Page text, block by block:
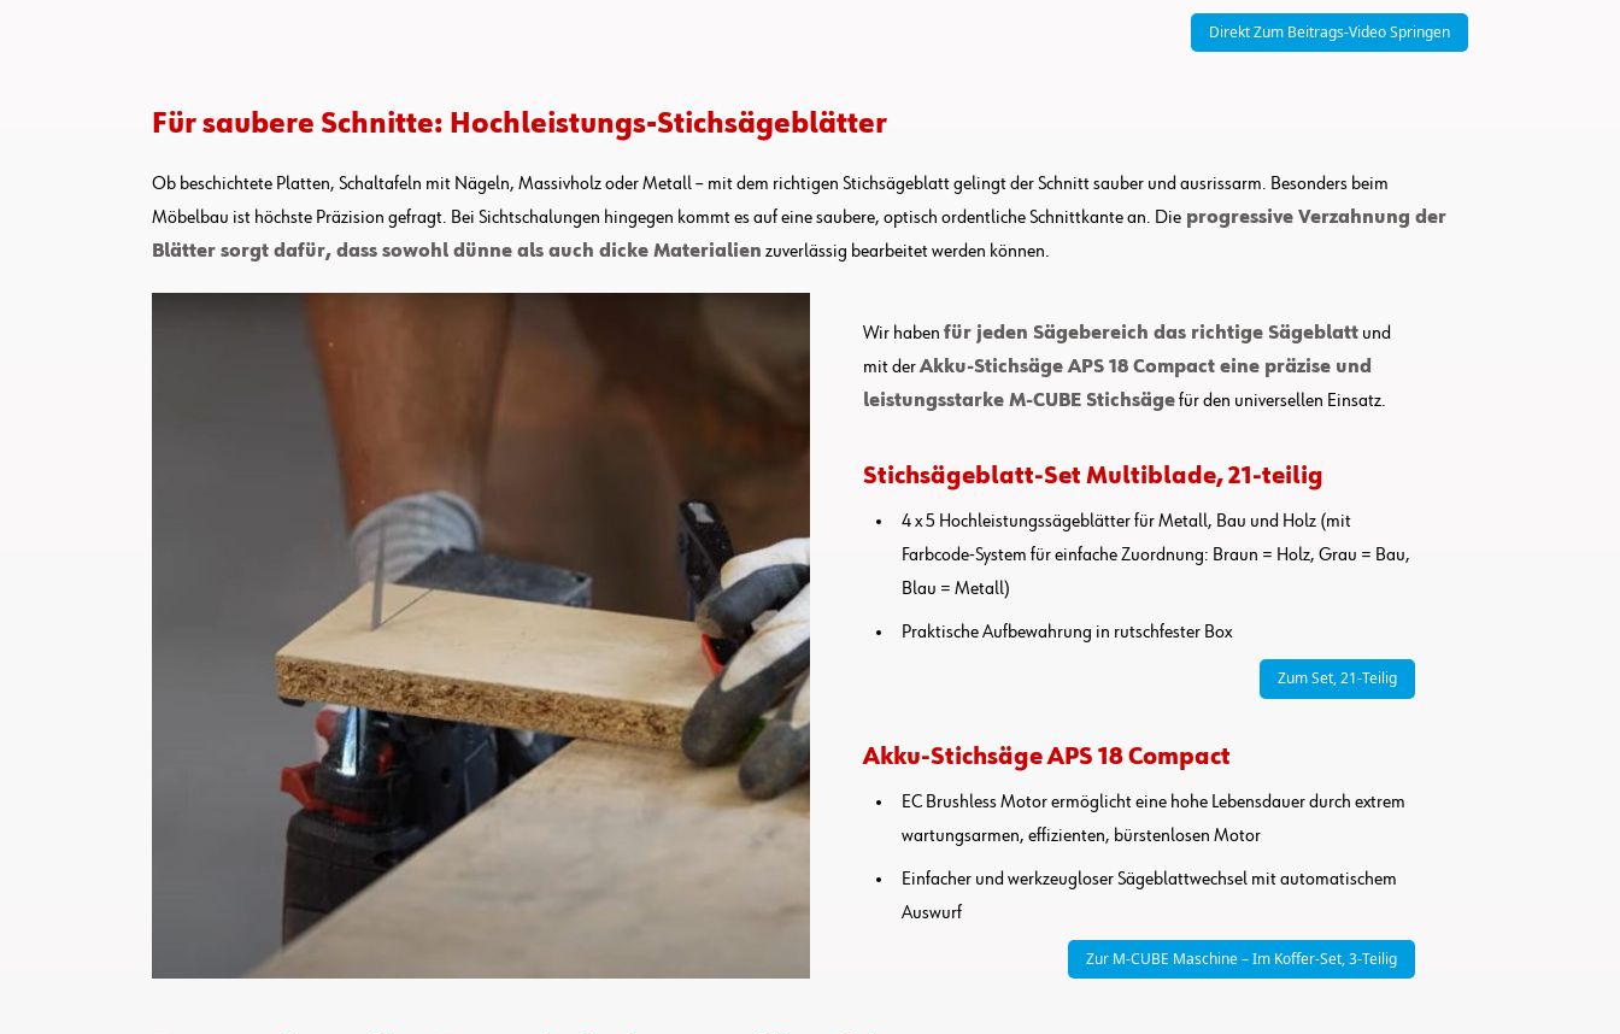
Direkt Zum Beitrags-Video Springen
Für saubere Schnitte: Hochleistungs-Stichsägeblätter
Ob beschichtete Platten, Schaltafeln mit Nägeln, Massivholz oder Metall – mit dem richtigen Stichsägeblatt gelingt der Schnitt sauber und ausrissarm. Besonders beim
Möbelbau ist höchste Präzision gefragt. Bei Sichtschalungen hingegen kommt es auf eine saubere, optisch ordentliche Schnittkante an. Die progressive Verzahnung der
Blätter sorgt dafür, dass sowohl dünne als auch dicke Materialien zuverlässig bearbeitet werden können.
Wir haben für jeden Sägebereich das richtige Sägeblattund
mit derAkku-Stichsäge APS 18 Compact eine präzise und
leistungsstarke M-CUBE Stichsägefür den universellen Einsatz.
Stichsägeblatt-Set Multiblade, 21-teilig
4 x 5 Hochleistungssägeblätter für Metall, Bau und Holz (mit
Farbcode-System für einfache Zuordnung: Braun = Holz, Grau = Bau,
Blau = Metall)
Praktische Aufbewahrung in rutschfester Box
Zum Set, 21-Teilig
Akku-Stichsäge APS 18 Compact
EC Brushless Motor ermöglicht eine hohe Lebensdauer durch extrem
wartungsarmen, effizienten, bürstenlosen Motor
Einfacher und werkzeugloser Sägeblattwechsel mit automatischem
Auswurf
Zur M-CUBE Maschine – Im Koffer-Set, 3-Teilig